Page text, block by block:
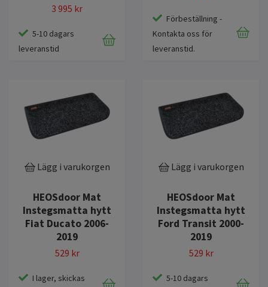
3 995 kr
5-10 dagars
leveranstid
Förbeställning -
Kontakta oss för
leveranstid.
Lägg i varukorgen
HEOSdoor Mat
Instegsmatta hytt
Fiat Ducato 2006-
2019
529 kr
I lager, skickas
Lägg i varukorgen
HEOSdoor Mat
Instegsmatta hytt
Ford Transit 2000-
2019
529 kr
5-10 dagars